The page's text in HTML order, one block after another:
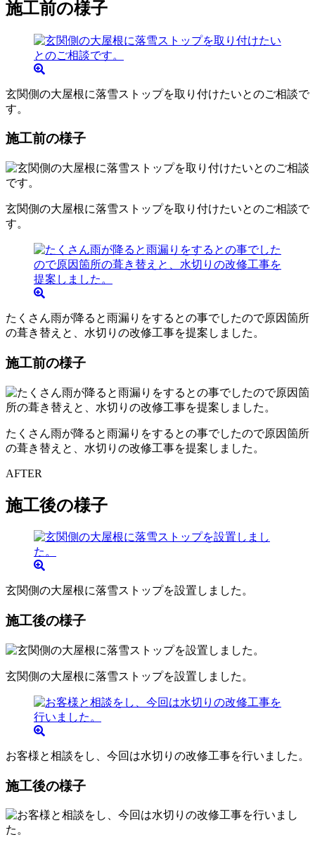
施工前の様子
玄関側の大屋根に落雪ストップを取り付けたいとのご相談で
す。
施工前の様子
玄関側の大屋根に落雪ストップを取り付けたいとのご相談で
す。
たくさん雨が降ると雨漏りをするとの事でしたので原因箇所
の葺き替えと、水切りの改修工事を提案しました。
施工前の様子
たくさん雨が降ると雨漏りをするとの事でしたので原因箇所
の葺き替えと、水切りの改修工事を提案しました。
AFTER
施工後の様子
玄関側の大屋根に落雪ストップを設置しました。
施工後の様子
玄関側の大屋根に落雪ストップを設置しました。
お客様と相談をし、今回は水切りの改修工事を行いました。
施工後の様子